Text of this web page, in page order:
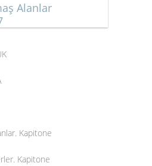
Alanlar
Kapitone
Kapitone